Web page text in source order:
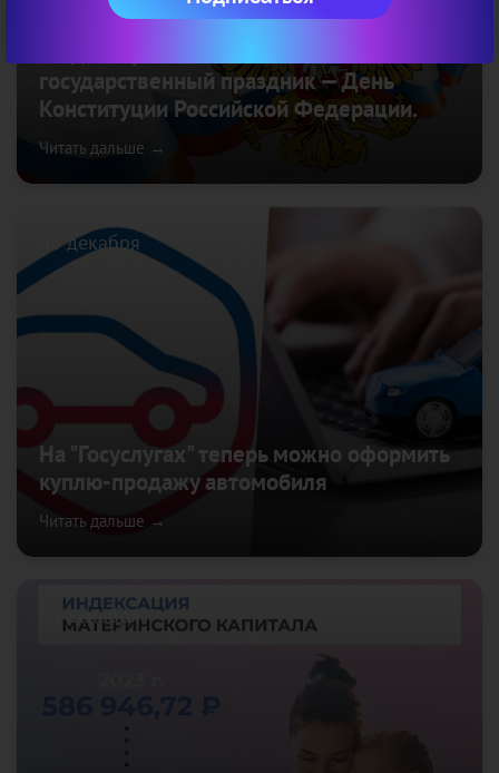
государственный праздник — День
Конституции Российской Федерации.
Читать дальше →
08 декабря
На "Госуслугах" теперь можно оформить
куплю-продажу автомобиля
Читать дальше →
08 декабря